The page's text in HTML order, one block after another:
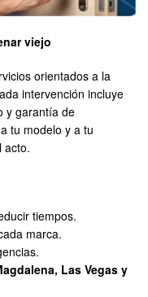
viejo
orientados a la
intervención incluye
y garantía de
tu modelo y a tu
acto.
tiempos.
marca.
Las Vegas y